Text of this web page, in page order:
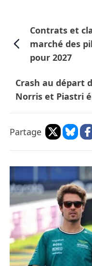
Contrats et
marché des
pour 2027
Crash au départ
Norris et Piastri
Partage